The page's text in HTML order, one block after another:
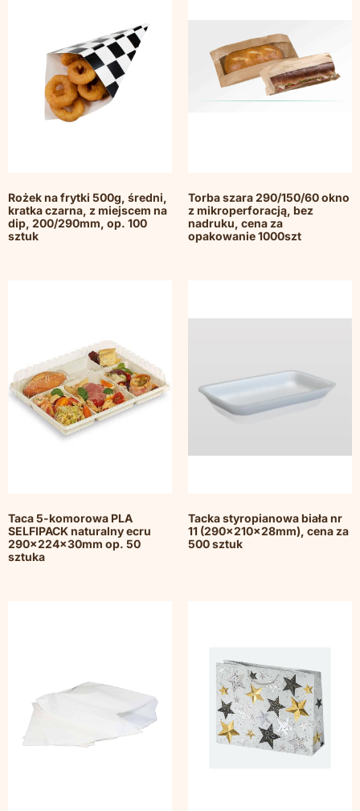
Rożek na frytki 500g, średni,
kratka czarna, z miejscem na
dip, 200/290mm, op. 100
sztuk
Torba szara 290/150/60 okno
z mikroperforacją, bez
nadruku, cena za
opakowanie 1000szt
Taca 5-komorowa PLA
SELFIPACK naturalny ecru
290x224x30mm op. 50
sztuka
Tacka styropianowa biała nr
11 (290x210x28mm), cena za
500 sztuk